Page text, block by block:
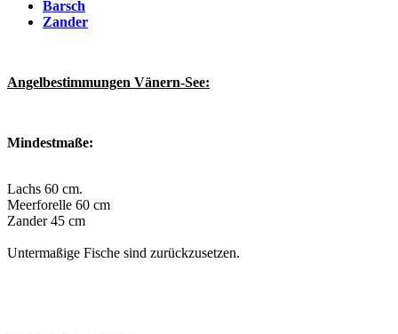
Barsch
Zander
Angelbestimmungen Vänern-See:
Mindestmaße:
Lachs 60 cm.
Meerforelle 60 cm
Zander 45 cm
Untermaßige Fische sind zurückzusetzen.